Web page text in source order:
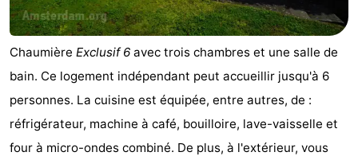
Chaumière Exclusif 6 avec trois chambres et une salle de
bain. Ce logement indépendant peut accueillir jusqu'à 6
personnes. La cuisine est équipée, entre autres, de :
réfrigérateur, machine à café, bouilloire, lave-vaisselle et
four à micro-ondes combiné. De plus, à l'extérieur, vous